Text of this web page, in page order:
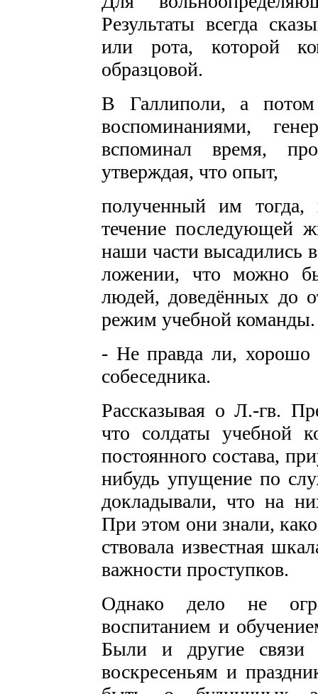
Результаты всегда
или рота, которой
образцовой.
В Галлиполи, а
воспоминаниями,
вспоминал время,
утверждая, что опыт,
полученный им тогда,
течение последующей
наши части выса­дились
ложении, что можно
людей, доведённых до
режим учебной ко­манды.
- Не правда ли, хорошо
собеседника.
Рассказывая о Л.-гв.
что солдаты учебной
постоянного со­става,
нибудь упущение по
докладывали, что на
При этом они знали,
ствовала известная
важности проступков.
Однако дело не
воспитанием и
Были и другие
воскресеньям и